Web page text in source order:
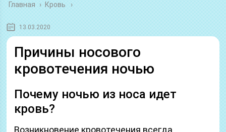
Главная › Кровь
13.03.2020
Причины носового
кровотечения ночью
Почему ночью из носа идет
кровь?
Возникновение кровотечения всегда